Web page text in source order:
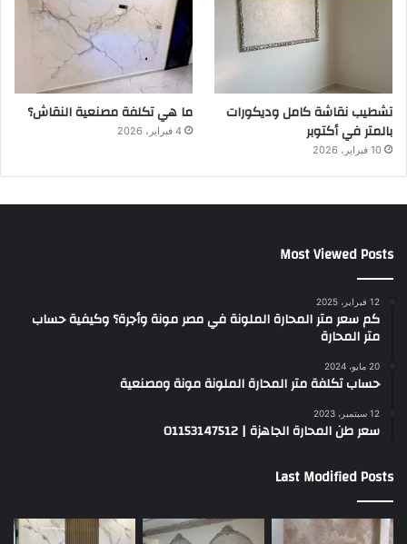
تشطيب نقاشة كامل وديكورات
بالمتر في أكتوبر
10 فبراير، 2026
ما هي تكلفة مصنعية النقاش؟
4 فبراير، 2026
Most Viewed Posts
12 فبراير، 2025
كم سعر متر المحارة الملونة في مصر مونة وأجرة؟ وكيفية حساب
متر المحارة
20 مايو، 2024
حساب تكلفة متر المحارة الملونة مونة ومصنعية
12 سبتمبر، 2023
سعر طن المحارة الجاهزة | 01153147512
Last Modified Posts